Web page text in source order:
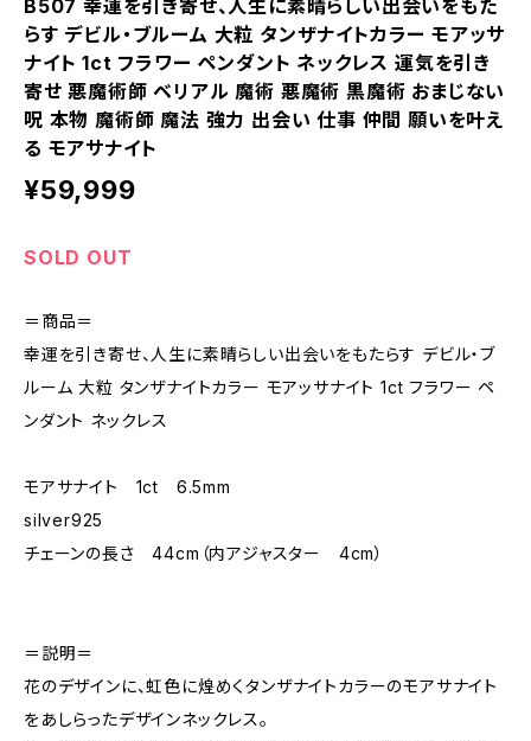
B507 幸運を引き寄せ、人生に素晴らしい出会いをもた
らす デビル・ブルーム 大粒 タンザナイトカラー モアッサ
ナイト 1ct フラワー ペンダント ネックレス 運気を引き
寄せ 悪魔術師 ベリアル 魔術 悪魔術 黒魔術 おまじない
呪 本物 魔術師 魔法 強力 出会い 仕事 仲間 願いを叶え
る モアサナイト
¥59,999
SOLD OUT
＝商品＝
幸運を引き寄せ、人生に素晴らしい出会いをもたらす デビル・ブ
ルーム 大粒 タンザナイトカラー モアッサナイト 1ct フラワー ペ
ンダント ネックレス
モアサナイト 1ct 6.5mm
silver925
チェーンの長さ 44cm（内アジャスター 4cm）
＝説明＝
花のデザインに、虹色に煌めくタンザナイトカラーのモアサナイト
をあしらったデザインネックレス。